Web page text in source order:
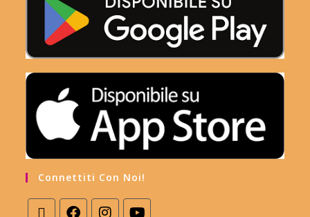
Connettiti Con Noi!